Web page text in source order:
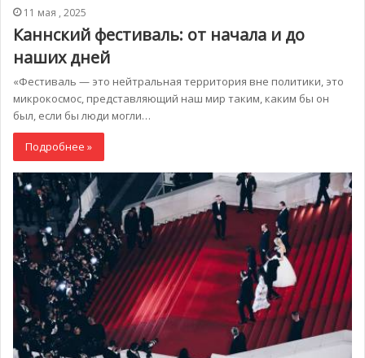
11 мая , 2025
Каннский фестиваль: от начала и до
наших дней
«Фестиваль — это нейтральная территория вне политики, это
микрокосмос, представляющий наш мир таким, каким бы он
был, если бы люди могли…
Подробнее »